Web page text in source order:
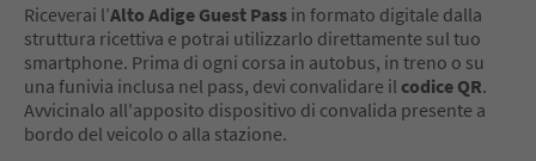
Riceverai l’Alto Adige Guest Pass in formato digitale dalla
struttura ricettiva e potrai utilizzarlo direttamente sul tuo
smartphone. Prima di ogni corsa in autobus, in treno o su
una funivia inclusa nel pass, devi convalidare il codice QR.
Avvicinalo all'apposito dispositivo di convalida presente a
bordo del veicolo o alla stazione.